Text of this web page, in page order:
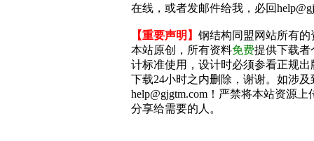
在线，或者发邮件给我，必回
【重要声明】 钢结构同盟网站所有
本站原创，所有资料免费提供下载者
计标准使用，设计时必须参看正规
下载24小时之内删除，谢谢。如涉
help@gjgtm.com！严禁将本站资源
分享给需要的人。